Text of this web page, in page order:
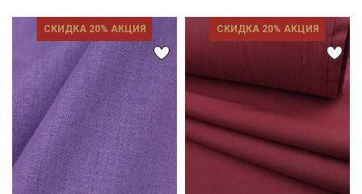
СКИДКА 20% АКЦИЯ СКИДКА 20% АКЦИЯ